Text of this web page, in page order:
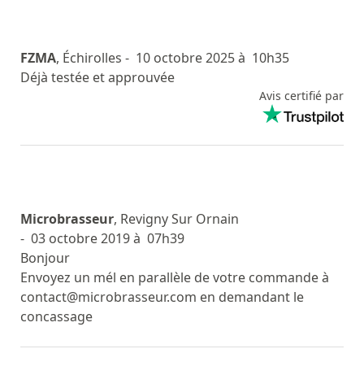
FZMA, Échirolles - 10 octobre 2025 à 10h35
Déjà testée et approuvée
Avis certifié par
Microbrasseur, Revigny Sur Ornain
- 03 octobre 2019 à 07h39
Bonjour
Envoyez un mél en parallèle de votre commande à
contact@microbrasseur.com en demandant le
concassage